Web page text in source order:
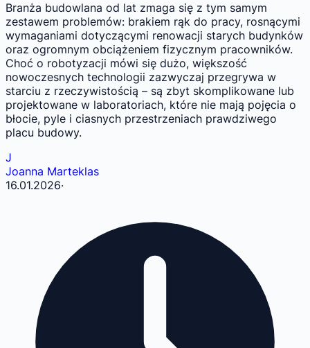
Branża budowlana od lat zmaga się z tym samym
zestawem problemów: brakiem rąk do pracy, rosnącymi
wymaganiami dotyczącymi renowacji starych budynków
oraz ogromnym obciążeniem fizycznym pracowników.
Choć o robotyzacji mówi się dużo, większość
nowoczesnych technologii zazwyczaj przegrywa w
starciu z rzeczywistością – są zbyt skomplikowane lub
projektowane w laboratoriach, które nie mają pojęcia o
błocie, pyle i ciasnych przestrzeniach prawdziwego
placu budowy.
J
Joanna Marteklas
16.01.2026·